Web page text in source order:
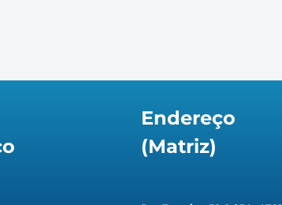
Endereço
(Matriz)